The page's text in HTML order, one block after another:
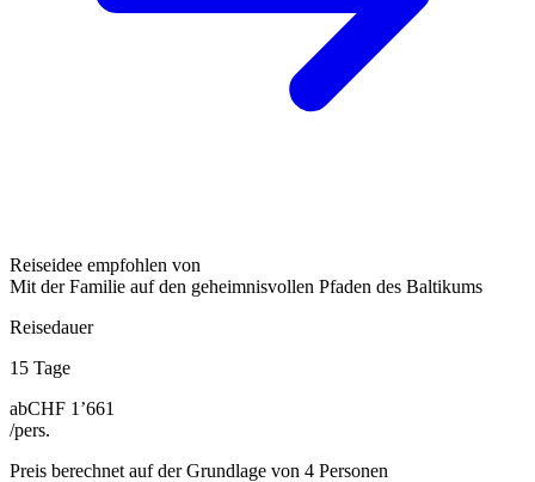
Reiseidee empfohlen von
Mit der Familie auf den geheimnisvollen Pfaden des Baltikums
Reisedauer
15 Tage
abCHF 1’661
/pers.
Preis berechnet auf der Grundlage von 4 Personen